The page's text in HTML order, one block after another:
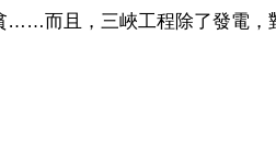
……而且，三峽工程除了發電，